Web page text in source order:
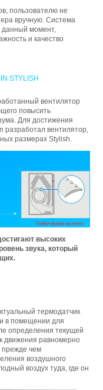
пользователю не
вручную. Система
данный момент,
и качество
STYLISH
вентилятор
повысить
Для достижения
разработал вентилятор,
размерах Stylish.
высоких
звука, который
термодатчик
в помещении для
определения текущей
движения равномерно
прежде чем
воздушного
воздух туда, где он